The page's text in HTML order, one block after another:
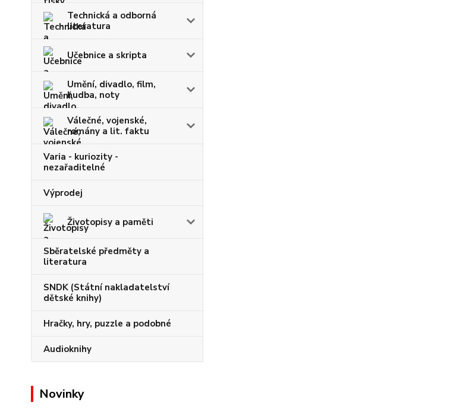
Technická a odborná
literatura
Učebnice a skripta
Umění, divadlo, film,
hudba, noty
Válečné, vojenské,
romány a lit. faktu
Varia - kuriozity -
nezařaditelné
Výprodej
Životopisy a paměti
Sběratelské předměty a
literatura
SNDK (Státní nakladatelství
dětské knihy)
Hračky, hry, puzzle a podobné
Audioknihy
Novinky